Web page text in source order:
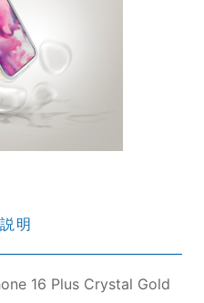
明
16 Plus Crystal Gold